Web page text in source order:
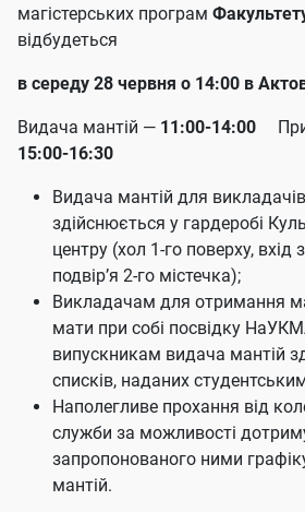
магістерських програм
відбудеться
в середу 28 червня о 14:00 в
Видача мантій — 11:00-14:00
15:00-16:30
Видача мантій для
здійснюється у гардеробі
центру (хол 1-го поверху, вхід
подвір’я 2-го містечка);
Викладачам для отримання
мати при собі посвідку
випускникам видача мантій
списків, наданих
Наполегливе прохання від
служби за можливості
запропонованого ними
мантій.